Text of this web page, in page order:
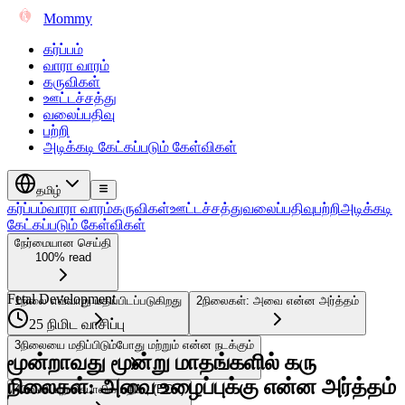
Mommy
கர்ப்பம்
வாரா வாரம்
கருவிகள்
ஊட்டச்சத்து
வலைப்பதிவு
பற்றி
அடிக்கடி கேட்கப்படும் கேள்விகள்
தமிழ்
கர்ப்பம்வாரா வாரம்கருவிகள்ஊட்டச்சத்துவலைப்பதிவுபற்றிஅடிக்கடி
கேட்கப்படும் கேள்விகள்
நேர்மையான செய்தி
100% read
1நிலை எவ்வாறு மதிப்பிடப்படுகிறது 2நிலைகள்: அவை என்ன அர்த்தம்
3நிலையை மதிப்பிடும்போது மற்றும் என்ன நடக்கும்
4வெளிப்புற செபாலிக் பதிப்பு (ECV)
Fetal Development
25 நிமிட வாசிப்பு
மூன்றாவது மூன்று மாதங்களில் கரு
நிலைகள்: அவை உழைப்புக்கு என்ன அர்த்தம்